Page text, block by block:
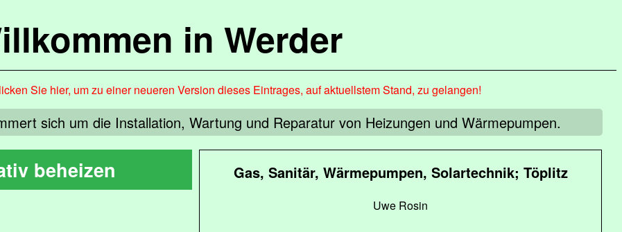
in Werder
Sie hier, um zu einer neueren Version dieses Eintrages, auf aktuellstem Stand, zu gelangen!
sich um die Installation, Wartung und Reparatur von Heizungen und Wärmepumpen.
Gas, Sanitär, Wärmepumpen, Solartechnik; Töplitz
Uwe Rosin
beheizen